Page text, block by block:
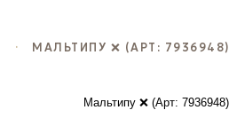
· МАЛЬТИПУ ❌ (АРТ: 7936948)